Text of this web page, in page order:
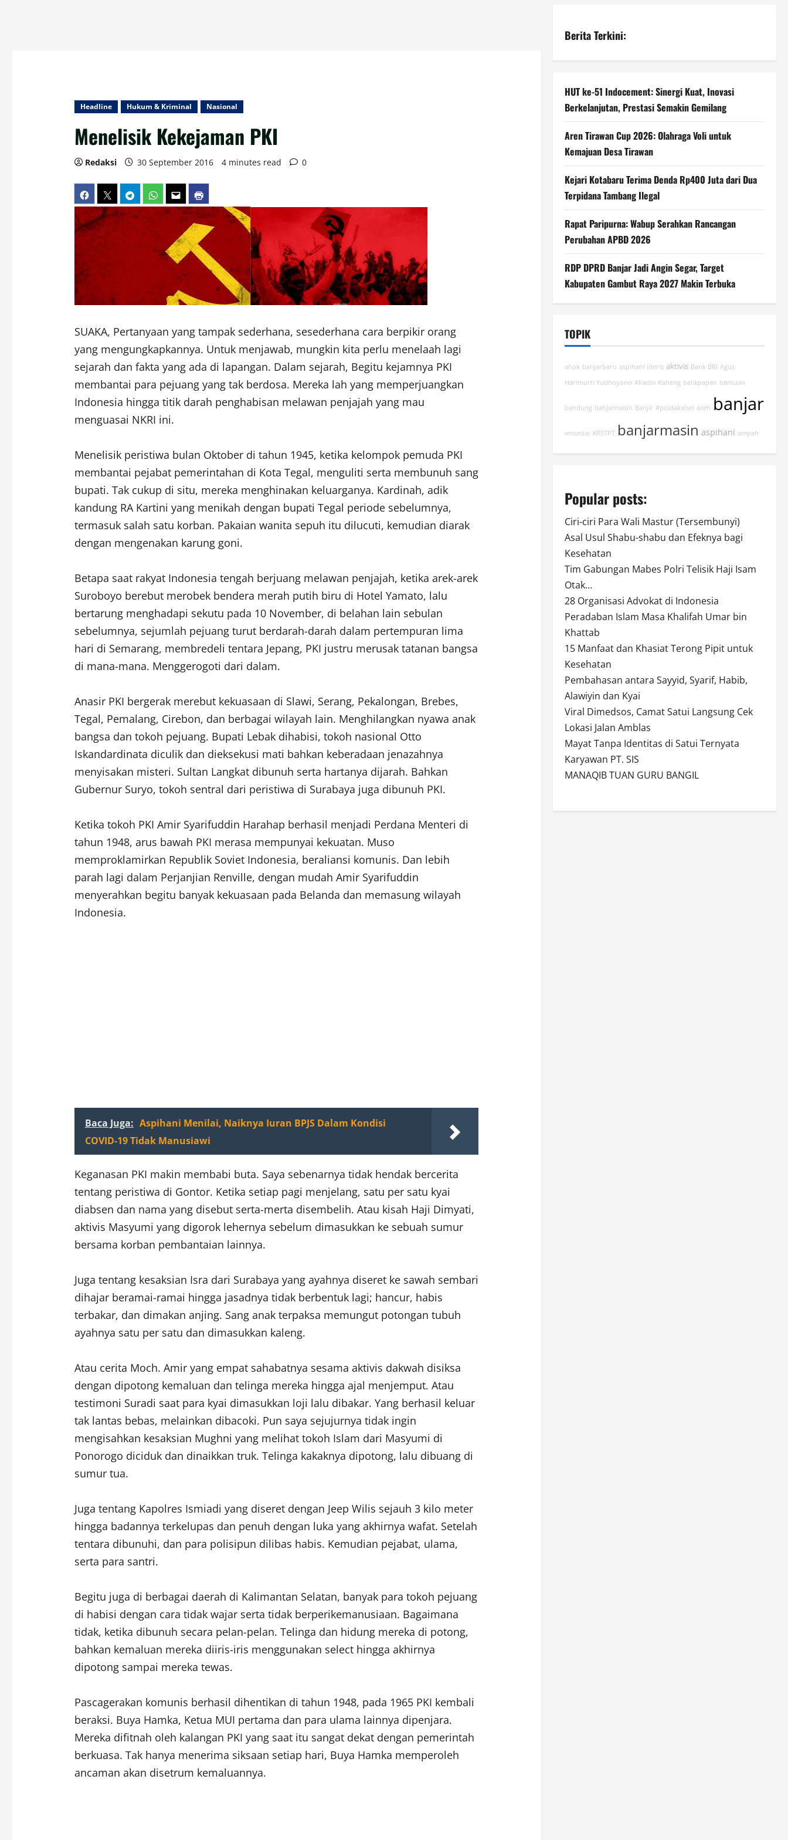
Headline Hukum & Kriminal Nasional
Menelisik Kekejaman PKI
Redaksi 30 September 2016 4 minutes read 0
SUAKA, Pertanyaan yang tampak sederhana, sesederhana cara berpikir orang
yang mengungkapkannya. Untuk menjawab, mungkin kita perlu menelaah lagi
sejarah dan fakta yang ada di lapangan. Dalam sejarah, Begitu kejamnya PKI
membantai para pejuang yang tak berdosa. Mereka lah yang memperjuangkan
Indonesia hingga titik darah penghabisan melawan penjajah yang mau
menguasai NKRI ini.
Menelisik peristiwa bulan Oktober di tahun 1945, ketika kelompok pemuda PKI
membantai pejabat pemerintahan di Kota Tegal, menguliti serta membunuh sang
bupati. Tak cukup di situ, mereka menghinakan keluarganya. Kardinah, adik
kandung RA Kartini yang menikah dengan bupati Tegal periode sebelumnya,
termasuk salah satu korban. Pakaian wanita sepuh itu dilucuti, kemudian diarak
dengan mengenakan karung goni.
Betapa saat rakyat Indonesia tengah berjuang melawan penjajah, ketika arek-arek
Suroboyo berebut merobek bendera merah putih biru di Hotel Yamato, lalu
bertarung menghadapi sekutu pada 10 November, di belahan lain sebulan
sebelumnya, sejumlah pejuang turut berdarah-darah dalam pertempuran lima
hari di Semarang, membredeli tentara Jepang, PKI justru merusak tatanan bangsa
di mana-mana. Menggerogoti dari dalam.
Anasir PKI bergerak merebut kekuasaan di Slawi, Serang, Pekalongan, Brebes,
Tegal, Pemalang, Cirebon, dan berbagai wilayah lain. Menghilangkan nyawa anak
bangsa dan tokoh pejuang. Bupati Lebak dihabisi, tokoh nasional Otto
Iskandardinata diculik dan dieksekusi mati bahkan keberadaan jenazahnya
menyisakan misteri. Sultan Langkat dibunuh serta hartanya dijarah. Bahkan
Gubernur Suryo, tokoh sentral dari peristiwa di Surabaya juga dibunuh PKI.
Ketika tokoh PKI Amir Syarifuddin Harahap berhasil menjadi Perdana Menteri di
tahun 1948, arus bawah PKI merasa mempunyai kekuatan. Muso
memproklamirkan Republik Soviet Indonesia, beraliansi komunis. Dan lebih
parah lagi dalam Perjanjian Renville, dengan mudah Amir Syarifuddin
menyerahkan begitu banyak kekuasaan pada Belanda dan memasung wilayah
Indonesia.
Baca Juga: Aspihani Menilai, Naiknya Iuran BPJS Dalam Kondisi
COVID-19 Tidak Manusiawi
Keganasan PKI makin membabi buta. Saya sebenarnya tidak hendak bercerita
tentang peristiwa di Gontor. Ketika setiap pagi menjelang, satu per satu kyai
diabsen dan nama yang disebut serta-merta disembelih. Atau kisah Haji Dimyati,
aktivis Masyumi yang digorok lehernya sebelum dimasukkan ke sebuah sumur
bersama korban pembantaian lainnya.
Juga tentang kesaksian Isra dari Surabaya yang ayahnya diseret ke sawah sembari
dihajar beramai-ramai hingga jasadnya tidak berbentuk lagi; hancur, habis
terbakar, dan dimakan anjing. Sang anak terpaksa memungut potongan tubuh
ayahnya satu per satu dan dimasukkan kaleng.
Atau cerita Moch. Amir yang empat sahabatnya sesama aktivis dakwah disiksa
dengan dipotong kemaluan dan telinga mereka hingga ajal menjemput. Atau
testimoni Suradi saat para kyai dimasukkan loji lalu dibakar. Yang berhasil keluar
tak lantas bebas, melainkan dibacoki. Pun saya sejujurnya tidak ingin
mengisahkan kesaksian Mughni yang melihat tokoh Islam dari Masyumi di
Ponorogo diciduk dan dinaikkan truk. Telinga kakaknya dipotong, lalu dibuang di
sumur tua.
Juga tentang Kapolres Ismiadi yang diseret dengan Jeep Wilis sejauh 3 kilo meter
hingga badannya terkelupas dan penuh dengan luka yang akhirnya wafat. Setelah
tentara dibunuhi, dan para polisipun dilibas habis. Kemudian pejabat, ulama,
serta para santri.
Begitu juga di berbagai daerah di Kalimantan Selatan, banyak para tokoh pejuang
di habisi dengan cara tidak wajar serta tidak berperikemanusiaan. Bagaimana
tidak, ketika dibunuh secara pelan-pelan. Telinga dan hidung mereka di potong,
bahkan kemaluan mereka diiris-iris menggunakan select hingga akhirnya
dipotong sampai mereka tewas.
Pascagerakan komunis berhasil dihentikan di tahun 1948, pada 1965 PKI kembali
beraksi. Buya Hamka, Ketua MUI pertama dan para ulama lainnya dipenjara.
Mereka difitnah oleh kalangan PKI yang saat itu sangat dekat dengan pemerintah
berkuasa. Tak hanya menerima siksaan setiap hari, Buya Hamka memperoleh
ancaman akan disetrum kemaluannya.
Berita Terkini:
HUT ke-51 Indocement: Sinergi Kuat, Inovasi
Berkelanjutan, Prestasi Semakin Gemilang
Aren Tirawan Cup 2026: Olahraga Voli untuk
Kemajuan Desa Tirawan
Kejari Kotabaru Terima Denda Rp400 Juta dari Dua
Terpidana Tambang Ilegal
Rapat Paripurna: Wabup Serahkan Rancangan
Perubahan APBD 2026
RDP DPRD Banjar Jadi Angin Segar, Target
Kabupaten Gambut Raya 2027 Makin Terbuka
TOPIK
ahok banjarbaru aspihani ideris aktivis Bank BRI Agus
Harimurti Yudhoyono #Kadin Kalteng balikpapan bantuan
bandung bahjarmasin Banjir #poldakalsel aceh banjar
amuntai #RSTPT banjarmasin aspihani ampah
Popular posts:
Ciri-ciri Para Wali Mastur (Tersembunyi)
Asal Usul Shabu-shabu dan Efeknya bagi
Kesehatan
Tim Gabungan Mabes Polri Telisik Haji Isam
Otak…
28 Organisasi Advokat di Indonesia
Peradaban Islam Masa Khalifah Umar bin
Khattab
15 Manfaat dan Khasiat Terong Pipit untuk
Kesehatan
Pembahasan antara Sayyid, Syarif, Habib,
Alawiyin dan Kyai
Viral Dimedsos, Camat Satui Langsung Cek
Lokasi Jalan Amblas
Mayat Tanpa Identitas di Satui Ternyata
Karyawan PT. SIS
MANAQIB TUAN GURU BANGIL